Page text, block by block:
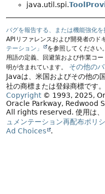
java.util.spi.
バグを報告する、または機能強化を
APIリファレンスおよび開発者のド
テーション」
を参照してください
用語の定義、回避策および作業コ
明が含まれています。
その他のバ
Javaは、米国およびその他の
社の商標または登録商標です。
Copyright© 1993, 2025,
Oracle Parkway, Redwood
All rights reserved. 使用は、
ュメンテーション再配布ポリシ
Ad Choices
.